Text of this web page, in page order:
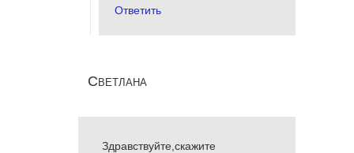
Ответить
Светлана
Здравствуйте,скажите